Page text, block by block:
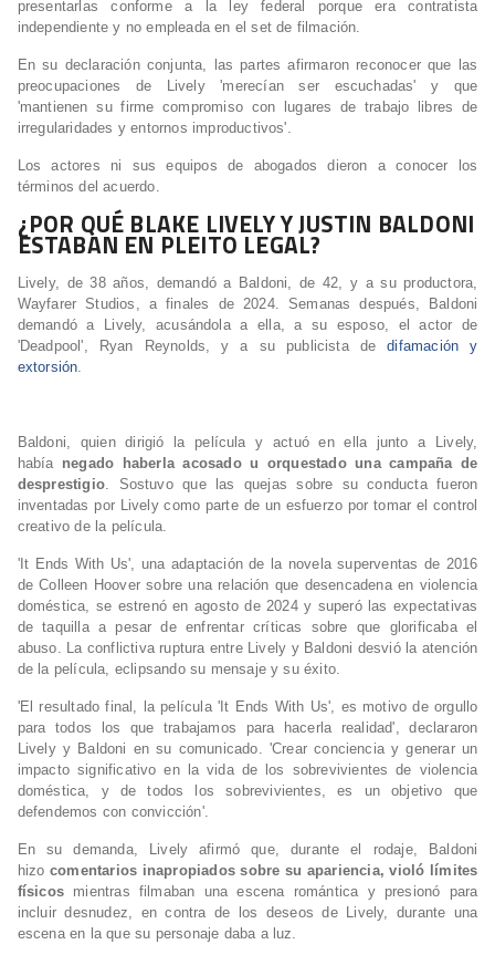
presentarlas conforme a la ley federal porque era contratista
independiente y no empleada en el set de filmación.
En su declaración conjunta, las partes afirmaron reconocer que las
preocupaciones de Lively 'merecían ser escuchadas' y que
'mantienen su firme compromiso con lugares de trabajo libres de
irregularidades y entornos improductivos'.
Los actores ni sus equipos de abogados dieron a conocer los
términos del acuerdo.
¿POR QUÉ BLAKE LIVELY Y JUSTIN BALDONI
ESTABAN EN PLEITO LEGAL?
Lively, de 38 años, demandó a Baldoni, de 42, y a su productora,
Wayfarer Studios, a finales de 2024. Semanas después, Baldoni
demandó a Lively, acusándola a ella, a su esposo, el actor de
'Deadpool', Ryan Reynolds, y a su publicista de
difamación y
extorsión.
Baldoni, quien dirigió la película y actuó en ella junto a Lively,
había negado haberla acosado u orquestado una campaña de
desprestigio. Sostuvo que las quejas sobre su conducta fueron
inventadas por Lively como parte de un esfuerzo por tomar el control
creativo de la película.
'It Ends With Us', una adaptación de la novela superventas de 2016
de Colleen Hoover sobre una relación que desencadena en violencia
doméstica, se estrenó en agosto de 2024 y superó las expectativas
de taquilla a pesar de enfrentar críticas sobre que glorificaba el
abuso. La conflictiva ruptura entre Lively y Baldoni desvió la atención
de la película, eclipsando su mensaje y su éxito.
'El resultado final, la película 'It Ends With Us', es motivo de orgullo
para todos los que trabajamos para hacerla realidad', declararon
Lively y Baldoni en su comunicado. 'Crear conciencia y generar un
impacto significativo en la vida de los sobrevivientes de violencia
doméstica, y de todos los sobrevivientes, es un objetivo que
defendemos con convicción'.
En su demanda, Lively afirmó que, durante el rodaje, Baldoni
hizo comentarios inapropiados sobre su apariencia, violó límites
físicos mientras filmaban una escena romántica y presionó para
incluir desnudez, en contra de los deseos de Lively, durante una
escena en la que su personaje daba a luz.